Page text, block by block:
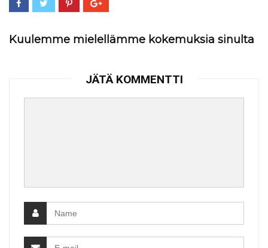
Kuulemme mielellämme kokemuksia sinulta
JÄTÄ KOMMENTTI